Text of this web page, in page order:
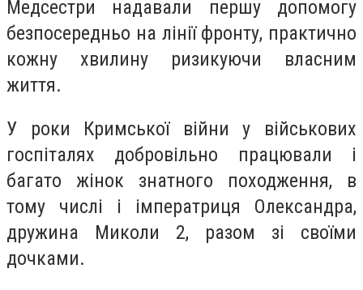
Медсестри надавали першу допомогу
безпосередньо на лінії фронту, практично
кожну хвилину ризикуючи власним
життя.
У роки Кримської війни у ​​військових
госпіталях добровільно працювали і
багато жінок знатного походження, в
тому числі і імператриця Олександра,
дружина Миколи 2, разом зі своїми
дочками.